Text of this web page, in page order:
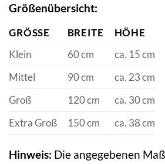
Größenübersicht:
GRÖSSE BREITE
HÖHE
Klein
60 cm
ca. 15 cm
Mittel
90 cm
ca. 23 cm
Groß
120 cm
ca. 30 cm
Extra Groß
150 cm ca. 38 cm
Hinweis: Die angegebenen